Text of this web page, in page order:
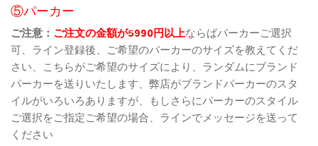
⑤パーカー
ご注意： ご注文の金額が5990円以上ならばパーカーご選択
可、ライン登録後、ご希望のパーカーのサイズを教えてくだ
さい、こちらがご希望のサイズにより、ランダムにブランド
パーカーを送りいたします、弊店がブランドパーカーのスタ
イルがいろいろありますが、もしさらにパーカーのスタイル
ご選択をご指定ご希望の場合、ラインでメッセージを送って
ください